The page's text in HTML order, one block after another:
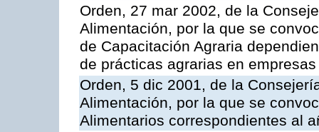
Orden, 27 mar 2002, de la
Alimentación, por la que se
de Capacitación Agraria
de prácticas agrarias en
Orden, 5 dic 2001, de la
Alimentación, por la que se
Alimentarios correspondientes al